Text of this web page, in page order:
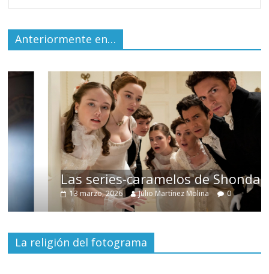
Anteriormente en…
Las series-caramelos de Shondaland
13 marzo, 2026 Julio Martínez Molina 0
La religión del fotograma